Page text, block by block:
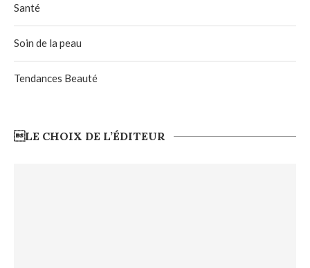
Santé
Soin de la peau
Tendances Beauté
LE CHOIX DE L’ÉDITEUR